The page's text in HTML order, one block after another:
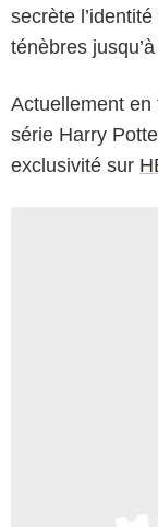
secrète
ténèbres
Actuellement en
série Harry
exclusivité sur